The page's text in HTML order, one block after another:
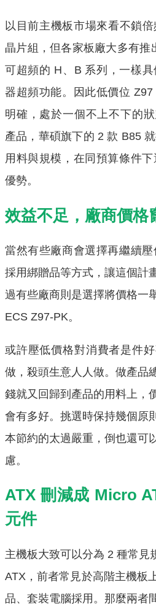
以目前主機板市場來看不鎖
晶片組，但各家板廠大多有推
可超頻的 H、B 系列，一樣
器超頻功能。因此低價位
明確，處於一個不上不下的
產品，華碩旗下的 2 款 B85
用料與規模，在同預算條件
優勢。
效益不足，廠商價格
當然有些廠商會選擇再繼續
採用綁贈品等方式，讓這個計
過有些廠商則是選擇將價格一
ECS Z97-PK。
或許壓低價格對消費者是件
做，殺頭生意人人做。做產品
錢就又回歸到產品的用料上，
會有多好。挑選時保持幾個原
本節約的太過嚴重，倒也還可
慮。
ATX 刪減成 Micro
元件
主機板大致可以分為 2 種常見
ATX，前者常見於高階主機板
品、套裝電腦採用。那麼兩者